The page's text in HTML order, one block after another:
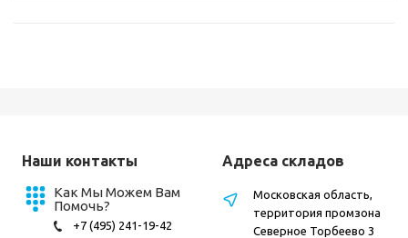
Наши контакты
Как Мы Можем Вам
Помочь?
+7 (495) 241-19-42
Адреса складов
Московская область,
территория промзона
Северное Торбеево 3